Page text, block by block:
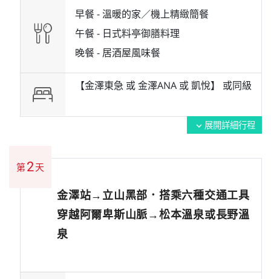
早餐 - 溫暖的家／機上精緻簡餐
午餐 - 日式料亭御膳料理
晚餐 - 居酒屋風味餐
【金澤東急 或 金澤ANA 或 凱悅】 或同級
expand_more 展開詳細行程
第2天
金澤站→立山黑部．搭乘六種交通工具
穿越阿爾卑斯山脈→松本溫泉或長野溫
泉